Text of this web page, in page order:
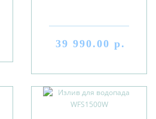
39 990.00 р.